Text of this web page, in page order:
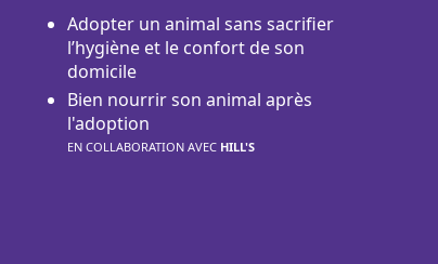
Adopter un animal sans sacrifier
l’hygiène et le confort de son
domicile
Bien nourrir son animal après
l'adoption
EN COLLABORATION AVEC HILL'S